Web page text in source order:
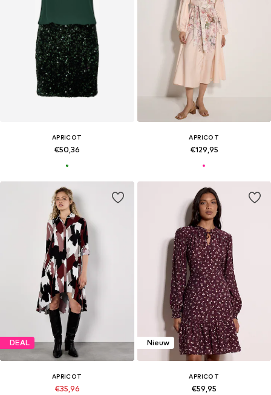
APRICOT
€50,36
APRICOT
€129,95
DEAL
APRICOT
€35,96
Nieuw
APRICOT
€59,95